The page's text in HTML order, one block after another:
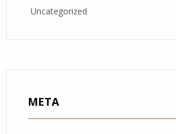
Uncategorized
META